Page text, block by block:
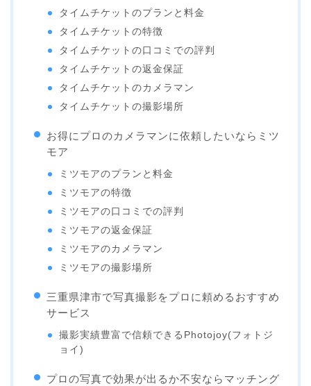
タイムチケットのプランと料金
タイムチケットの特徴
タイムチケットの口コミでの評判
タイムチケットの返金保証
タイムチケットのカメラマン
タイムチケットの撮影場所
お得にプロのカメラマンに依頼したいならミツ
モア
ミツモアのプランと料金
ミツモアの特徴
ミツモアの口コミでの評判
ミツモアの返金保証
ミツモアのカメラマン
ミツモアの撮影場所
三重県津市で写真撮影をプロに頼めるおすすめ
サービス
撮影実績豊富で信頼できるPhotojoy(フォトジ
ョイ)
プロの写真で効果が出るか不安ならマッチング